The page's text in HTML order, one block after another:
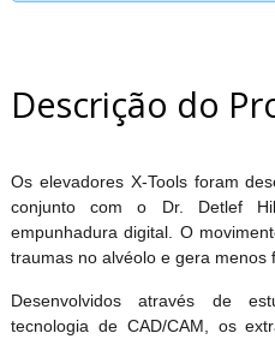
Descrição do
Os elevadores X-Tools foram
conjunto com o Dr. Detlef
empunhadura digital. O
traumas no alvéolo e gera menos
Desenvolvidos através de
tecnologia de CAD/CAM, os